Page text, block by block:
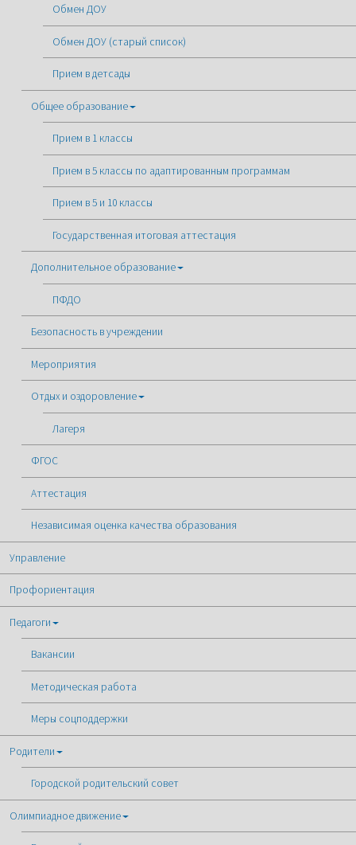
Обмен ДОУ
Обмен ДОУ (старый список)
Прием в детсады
Общее образование
Прием в 1 классы
Прием в 5 классы по адаптированным программам
Прием в 5 и 10 классы
Государственная итоговая аттестация
Дополнительное образование
ПФДО
Безопасность в учреждении
Мероприятия
Отдых и оздоровление
Лагеря
ФГОС
Аттестация
Независимая оценка качества образования
Управление
Профориентация
Педагоги
Вакансии
Методическая работа
Меры соцподдержки
Родители
Городской родительский совет
Олимпиадное движение